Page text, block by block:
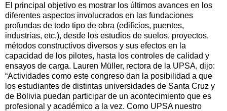
El principal objetivo es mostrar los últimos avances en los
diferentes aspectos involucrados en las fundaciones
profundas de todo tipo de obra (edificios, puentes,
industrias, etc.), desde los estudios de suelos, proyectos,
métodos constructivos diversos y sus efectos en la
capacidad de los pilotes, hasta los controles de calidad y
ensayos de carga. Lauren Müller, rectora de la UPSA, dijo:
“Actividades como este congreso dan la posibilidad a que
los estudiantes de distintas universidades de Santa Cruz y
de Bolivia puedan participar de un acontecimiento que es
profesional y académico a la vez. Como UPSA nuestro